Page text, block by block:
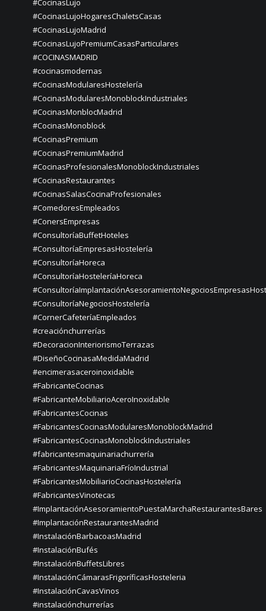
#CocinasLujo
#CocinasLujoHogaresChaletsCasas
#CocinasLujoMadrid
#CocinasLujoPremiumCasasParticulares
#COCINASMADRID
#cocinasmodernas
#CocinasModularesHostelería
#CocinasModularesMonoblockIndustriales
#CocinasMonblocMadrid
#CocinasMonoblock
#CocinasPremium
#CocinasPremiumMadrid
#CocinasProfesionalesMonoblockIndustriales
#CocinasRestaurantes
#CocinasSalasCocinaProfesionales
#ComedoresEmpleados
#ConersEmpresas
#ConsultoríaBuffetHoteles
#ConsultoríaEmpresasHostelería
#ConsultoríaHoreca
#ConsultoríaHosteleríaHoreca
#ConsultoríaNegociosHostelería
#CornerCafeteríaEmpleados
#creaciónchurrerías
#DecoracionInteriorismoTerrazas
#DiseñoCocinasaMedidaMadrid
#encimerasaceroinoxidable
#FabricanteCocinas
#FabricanteMobiliarioAceroInoxidable
#FabricantesCocinas
#FabricantesCocinasModularesMonoblockMadrid
#FabricantesCocinasMonoblockIndustriales
#fabricantesmaquinariachurrería
#FabricantesMaquinariaFríoIndustrial
#FabricantesMobiliarioCocinasHostelería
#FabricantesVinotecas
#ImplantaciónAsesoramientoPuestaMarchaRestaurantesBares
#ImplantaciónRestaurantesMadrid
#InstalaciónBarbacoasMadrid
#InstalaciónBufés
#InstalaciónBuffetsLibres
#InstalaciónCámarasFrigoríficasHosteleria
#InstalaciónCavasVinos
#instalaciónchurrerías